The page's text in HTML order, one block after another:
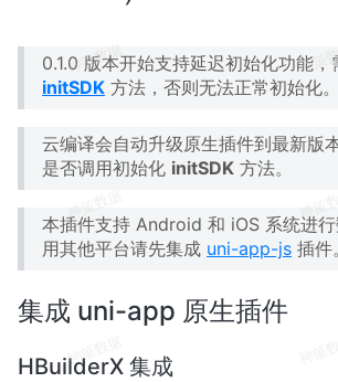
0.1.0 版本开始支持延迟初始化功能
initSDK 方法，否则无法正常初始化。
云编译会自动升级原生插件到最新版
是否调用初始化 initSDK 方法。
本插件支持 Android 和 iOS 系统进
用其他平台请先集成 uni-app-js 插件。
集成 uni-app 原生插件
HBuilderX 集成